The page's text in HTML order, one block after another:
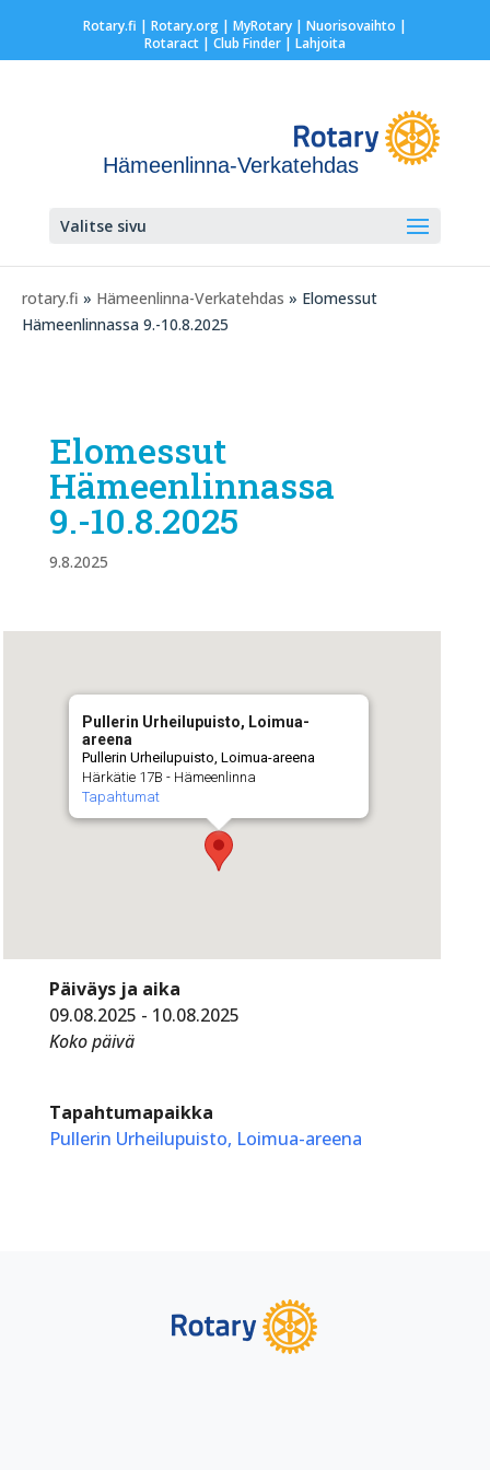
Rotary.fi | Rotary.org| MyRotary | Nuorisovaihto |
Rotaract| Club Finder| Lahjoita
Hämeenlinna-Verkatehdas
Valitse sivu
rotary.fi » Hämeenlinna-Verkatehdas » Elomessut
Hämeenlinnassa 9.-10.8.2025
Elomessut
Hämeenlinnassa
9.-10.8.2025
9.8.2025
Pullerin Urheilupuisto, Loimua-
areena
Pullerin Urheilupuisto, Loimua-areena
Härkätie 17B - Hämeenlinna
Tapahtumat
Päiväys ja aika
09.08.2025 - 10.08.2025
Koko päivä
Tapahtumapaikka
Pullerin Urheilupuisto, Loimua-areena